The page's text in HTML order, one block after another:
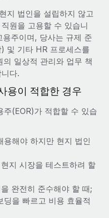
로 대응
리
지원
및 Xero와의 통합과
Plus
이 전 세계 어디서든 업무에 가
급여를 지급하도록 돕는 것
지 법인을 설립하지 않고
원을 고용할 수 있습니
주이며, 당사는 규제 준
및 기타 HR 프로세스를
일상적 관리와 업무 책
다.
용이 적합한 경우
(EOR)가 적합할 수 있습
용해야 하지만 현지 법인
지 시장을 테스트하려 할
완전히 준수해야 할 때;
딩을 빠르고 비용 효율적